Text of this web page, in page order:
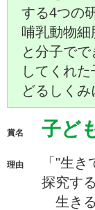
する4つの
哺乳動物
と分子で
してくれ
どるしく
賞名 子ど
理由
「"生
探究す
生きる